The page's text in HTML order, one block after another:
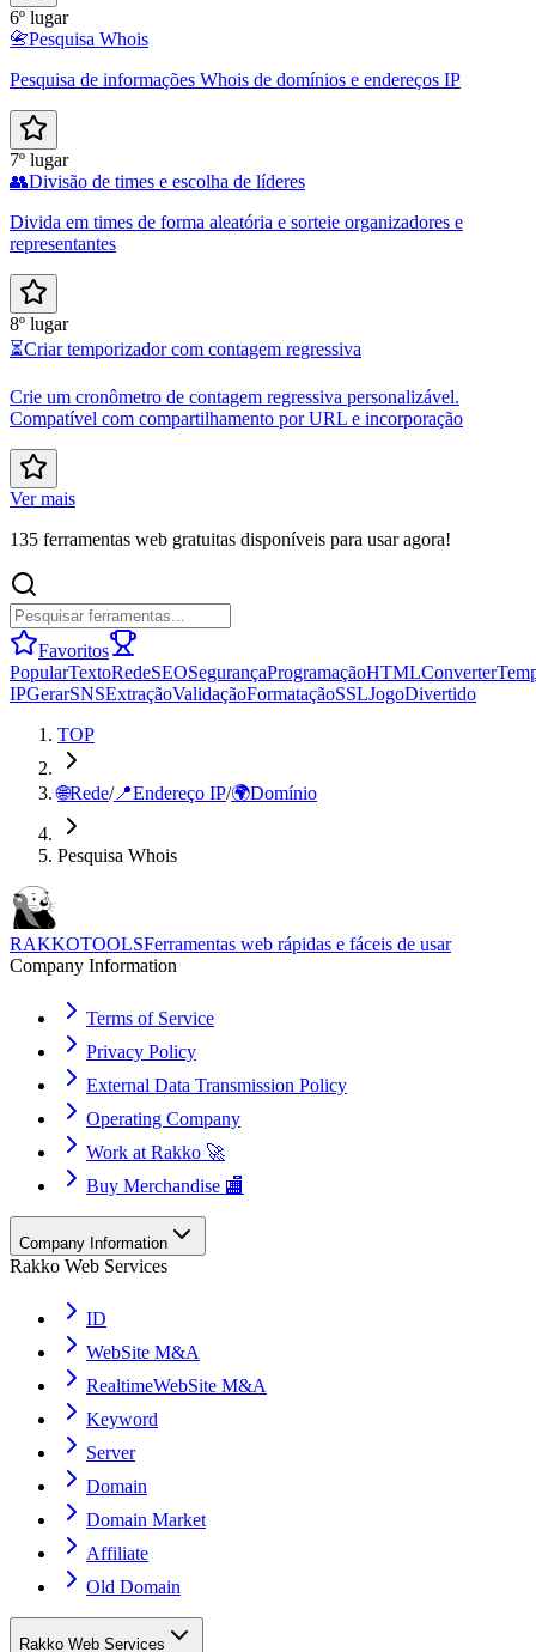
6º lugar
📇Pesquisa Whois
Pesquisa de informações Whois de domínios e endereços IP
7º lugar
👥Divisão de times e escolha de líderes
Divida em times de forma aleatória e sorteie organizadores e
representantes
8º lugar
⏳Criar temporizador com contagem regressiva
Crie um cronômetro de contagem regressiva personalizável.
Compatível com compartilhamento por URL e incorporação
Ver mais
135 ferramentas web gratuitas disponíveis para usar agora!
Favoritos
PopularTextoRedeSEOSegurançaProgramaçãoHTMLConverter
IPGerarSNSExtraçãoValidaçãoFormataçãoSSLJogoDivertido
TOP
🌐Rede/📍Endereço IP/🌍Domínio
Pesquisa Whois
RAKKOTOOLSFerramentas web rápidas e fáceis de usar
Company Information
Terms of Service
Privacy Policy
External Data Transmission Policy
Operating Company
Work at Rakko 🚀
Buy Merchandise 🏬
Company Information
Rakko Web Services
ID
WebSite M&A
RealtimeWebSite M&A
Keyword
Server
Domain
Domain Market
Affiliate
Old Domain
Rakko Web Services